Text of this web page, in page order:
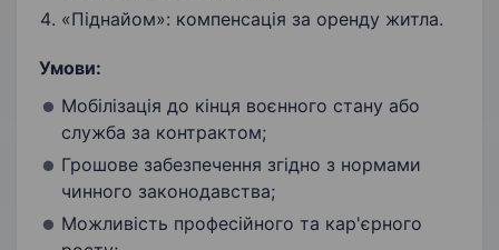
«Піднайом»: компенсація за оренду житла.
Умови:
Мобілізація до кінця воєнного стану або
служба за контрактом;
Грошове забезпечення згідно з нормами
чинного законодавства;
Можливість професійного та кар'єрного